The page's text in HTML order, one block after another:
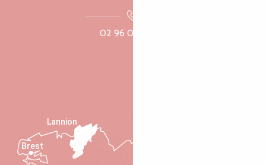
02 96 05 60 70
Lannion
Brest